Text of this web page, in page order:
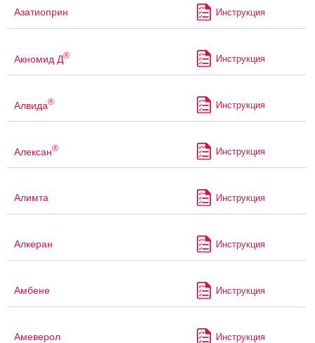
Азатиоприн Инструкция
Акномид Д® Инструкция
Алвида® Инструкция
Алексан® Инструкция
Алимта Инструкция
Алкеран Инструкция
Амбене Инструкция
Амеверол Инструкция